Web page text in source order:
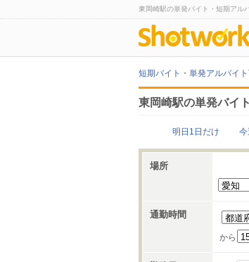
東岡崎駅の単発バイト・短期アル
短期バイト・単発アルバイ
東岡崎駅の単発バイ
明日1日だけ 今
場所
通勤時間
から